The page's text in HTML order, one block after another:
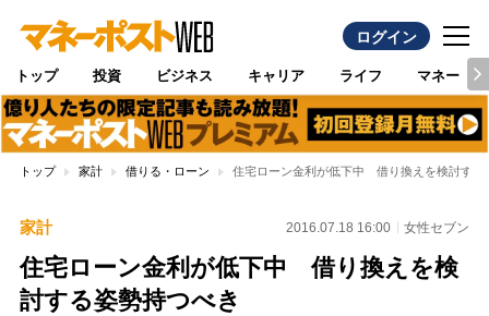
ログイン
トップ 投資 ビジネス キャリア ライフ マネー
トップ 家計 借りる・ローン 住宅ローン金利が低下中 借り換えを検討する
家計 2016.07.18 16:00 女性セブン
住宅ローン金利が低下中 借り換えを検
討する姿勢持つべき